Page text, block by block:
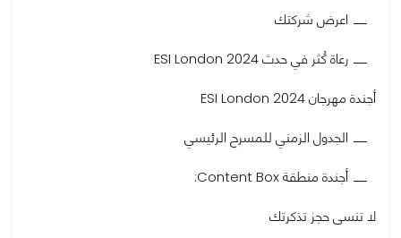
اعرض شركتك
رعاة كُثر في حدث ESI London 2024
أجندة مهرجان ESI London 2024
الجدول الزمني للمسرح الرئيسي
أجندة منطقة Content Box:
لا تنسى حجز تذكرتك